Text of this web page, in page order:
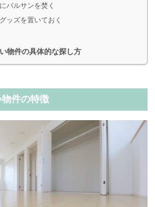
バルサンを焚く
ッズを置いておく
物件の具体的な探し方
件の特徴